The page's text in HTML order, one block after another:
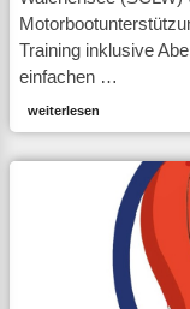
Training inklusive
einfachen …
weiterlesen